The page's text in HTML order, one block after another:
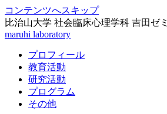
コンテンツへスキップ
比治山大学 社会臨床心理学科 吉田ゼミ
maruhi laboratory
プロフィール
教育活動
研究活動
プログラム
その他